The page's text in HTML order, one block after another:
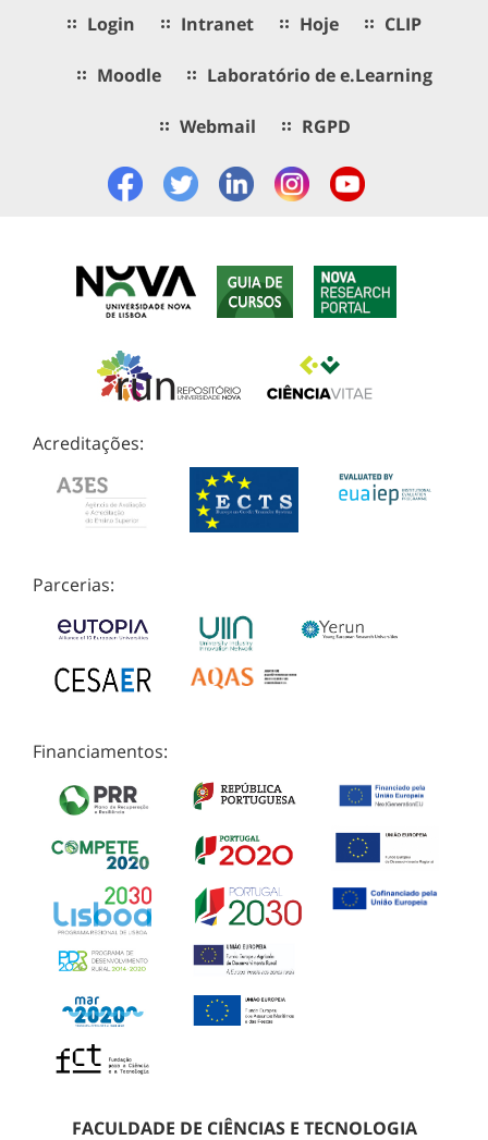
Login Intranet Hoje CLIP
Moodle Laboratório de e.Learning
Webmail RGPD
Acreditações:
Parcerias:
Financiamentos:
FACULDADE DE CIÊNCIAS E TECNOLOGIA